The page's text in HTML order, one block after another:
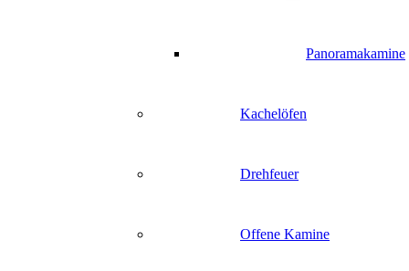
Panoramakamine
Kachelöfen
Drehfeuer
Offene Kamine